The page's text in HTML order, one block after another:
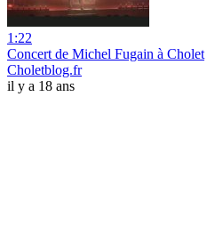
1:22
Concert de Michel Fugain à Cholet
Choletblog.fr
il y a 18 ans